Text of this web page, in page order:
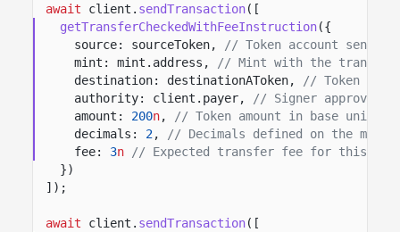
await client. sendTransaction([
getTransferCheckedWithFeeInstruction({
source: sourceToken,
// Token account
mint: mint.address,
// Mint with the transfer
destination: destinationAToken,
// Token
authority: client.payer,
// Signer approving
amount:
200n,
// Token amount in base units.
decimals:
2,
// Decimals defined on the mint.
fee:
3n
// Expected transfer fee for this
})
]);
await client. sendTransaction([